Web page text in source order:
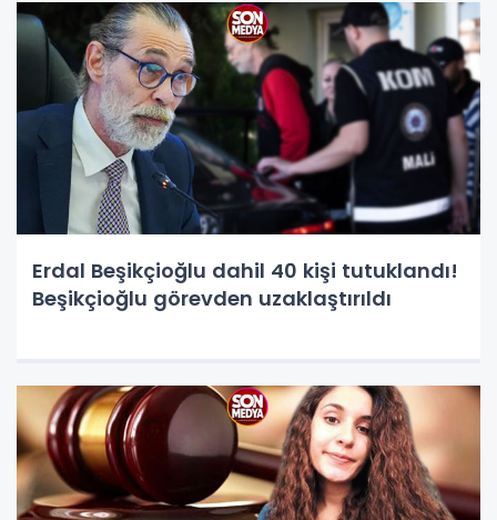
Erdal Beşikçioğlu dahil 40 kişi tutuklandı!
Beşikçioğlu görevden uzaklaştırıldı